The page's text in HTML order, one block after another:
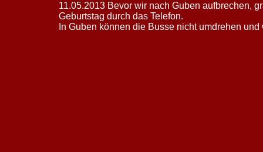
11.05.2013 Bevor wir nach Guben aufbrechen,
Geburtstag durch das Telefon.
In Guben können die Busse nicht umdrehen